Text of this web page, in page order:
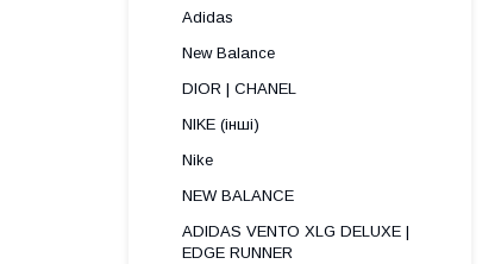
Adidas
New Balance
DIOR | CHANEL
NIKE (інші)
Nike
NEW BALANCE
ADIDAS VENTO XLG DELUXE |
EDGE RUNNER